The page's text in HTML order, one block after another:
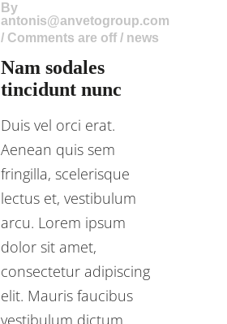
By
antonis@anvetogroup.com
/ Comments are off / news
Nam sodales
tincidunt nunc
Duis vel orci erat.
Aenean quis sem
fringilla, scelerisque
lectus et, vestibulum
arcu. Lorem ipsum
dolor sit amet,
consectetur adipiscing
elit. Mauris faucibus
vestibulum dictum.